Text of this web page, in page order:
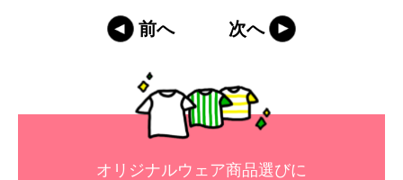
前へ 次へ
オリジナルウェア商品選びに